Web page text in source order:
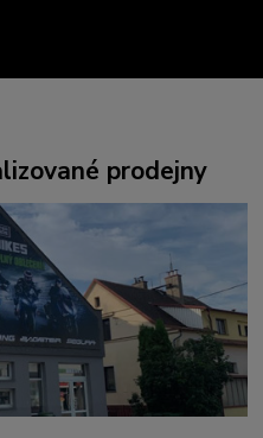
prodejny